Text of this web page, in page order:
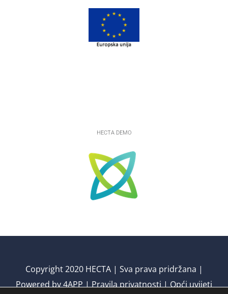
HECTA DEMO
Copyright 2020 HECTA | Sva prava pridržana |
Powered by4APP|Pravila privatnosti|Opći uvijeti